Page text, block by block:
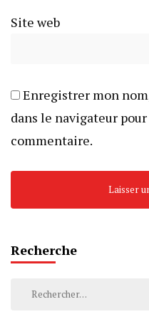
Site web
Enregistrer mon
dans le navigateur
commentaire.
Recherche
Rechercher :